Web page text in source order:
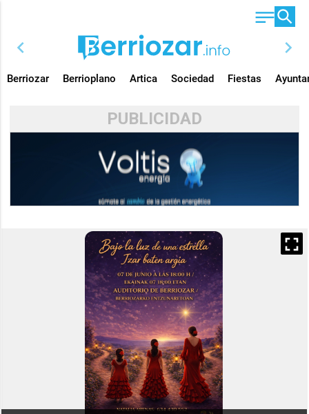
chevron_left chevron_right
Berriozar Berrioplano Artica Sociedad Fiestas
PUBLICIDAD